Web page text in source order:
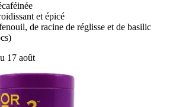
et épicé
de racine de réglisse et de basilic
17 août